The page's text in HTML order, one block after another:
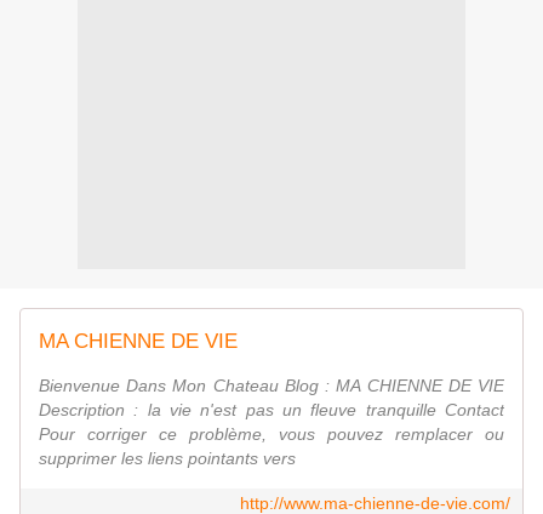
MA CHIENNE DE VIE
Bienvenue Dans Mon Chateau Blog : MA CHIENNE DE VIE
Description : la vie n'est pas un fleuve tranquille Contact
Pour corriger ce problème, vous pouvez remplacer ou
supprimer les liens pointants vers
http://www.ma-chienne-de-vie.com/